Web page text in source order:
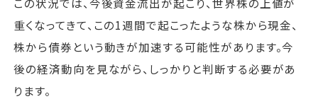
重くなってきて、この1週間で起こったような株から現金、
株から債券という動きが加速する可能性があります。今
後の経済動向を見ながら、しっかりと判断する必要があ
ります。